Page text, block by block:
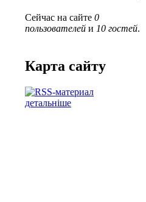
Сейчас на сайте 0
пользователей и 10 гостей.
Карта сайту
детальніше